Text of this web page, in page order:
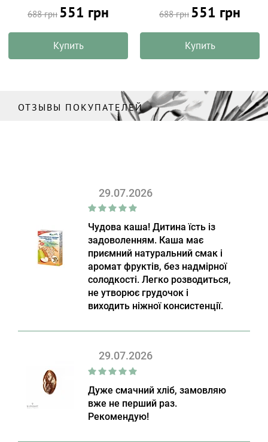
688 грн 551 грн
Купить
688 грн 551 грн
Купить
ОТЗЫВЫ ПОКУПАТЕЛЕЙ
29.07.2026
Чудова каша! Дитина їсть із
задоволенням. Каша має
приємний натуральний смак і
аромат фруктів, без надмірної
солодкості. Легко розводиться,
не утворює грудочок і
виходить ніжної консистенції.
29.07.2026
Дуже смачний хліб, замовляю
вже не перший раз.
Рекомендую!